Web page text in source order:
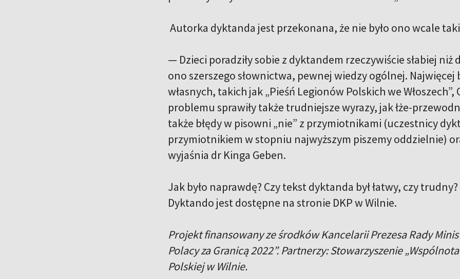
Autorka dyktanda jest przekonana, że nie było ono wcale
— Dzieci poradziły sobie z dyktandem rzeczywiście słabiej
ono szerszego słownictwa, pewnej wiedzy ogólnej. Najwięcej
własnych, takich jak „Pieśń Legionów Polskich we
problemu sprawiły także trudniejsze wyrazy, jak łże-
także błędy w pisowni „nie” z przymiotnikami (uczestnicy
przymiotnikiem w stopniu najwyższym piszemy oddzielnie)
wyjaśnia dr Kinga Geben.
Jak było naprawdę? Czy tekst dyktanda był łatwy, czy
Dyktando jest dostępne na stronie DKP w Wilnie.
Projekt finansowany ze środków Kancelarii Prezesa Rady
Polacy za Granicą 2022”. Partnerzy: Stowarzyszenie
Polskiej w Wilnie.